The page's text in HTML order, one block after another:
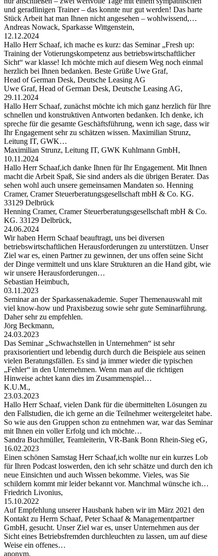
und geradlinigen Trainer – das konnte nur gut werden! Das harte
Stück Arbeit hat man Ihnen nicht angesehen – wohlwissend,…
Andreas Nowack, Sparkasse Wittgenstein,
12.12.2024
Hallo Herr Schaaf, ich mache es kurz: das Seminar „Fresh up:
Training der Votierungskompetenz aus betriebswirtschaftlicher
Sicht“ war klasse! Ich möchte mich auf diesem Weg noch einmal
herzlich bei Ihnen bedanken. Beste Grüße Uwe Graf,
Head of German Desk, Deutsche Leasing AG
Uwe Graf, Head of German Desk, Deutsche Leasing AG,
29.11.2024
Hallo Herr Schaaf, zunächst möchte ich mich ganz herzlich für Ihre
schnellen und konstruktiven Antworten bedanken. Ich denke, ich
spreche für die gesamte Geschäftsführung, wenn ich sage, dass wir
Ihr Engagement sehr zu schätzen wissen. Maximilian Strunz,
Leitung IT, GWK…
Maximilian Strunz, Leitung IT, GWK Kuhlmann GmbH,
10.11.2024
Hallo Herr Schaaf,ich danke Ihnen für Ihr Engagement. Mit Ihnen
macht die Arbeit Spaß, Sie sind anders als die übrigen Berater. Das
sehen wohl auch unsere gemeinsamen Mandaten so. Henning
Cramer, Cramer Steuerberatungsgesellschaft mbH & Co. KG.
33129 Delbrück
Henning Cramer, Cramer Steuerberatungsgesellschaft mbH & Co.
KG. 33129 Delbrück,
24.06.2024
Wir haben Herrn Schaaf beauftragt, uns bei diversen
betriebswirtschaftlichen Herausforderungen zu unterstützen. Unser
Ziel war es, einen Partner zu gewinnen, der uns offen seine Sicht
der Dinge vermittelt und uns klare Strukturen an die Hand gibt, wie
wir unsere Herausforderungen…
Sebastian Heimbuch,
03.11.2023
Seminar an der Sparkassenakademie. Super Themenauswahl mit
viel know-how und Praxisbezug sowie sehr gute Seminarführung.
Daher sehr zu empfehlen.
Jörg Beckmann,
24.03.2023
Das Seminar „Schwachstellen in Unternehmen“ ist sehr
praxisorientiert und lebendig durch durch die Beispiele aus seinen
vielen Beratungsfällen. Es sind ja immer wieder die typischen
„Fehler“ in den Unternehmen. Wenn man auf die richtigen
Hinweise achtet kann dies im Zusammenspiel…
K.U.M.,
23.03.2023
Hallo Herr Schaaf, vielen Dank für die übermittelten Lösungen zu
den Fallstudien, die ich gerne an die Teilnehmer weitergeleitet habe.
So wie aus den Gruppen schon zu entnehmen war, war das Seminar
mit Ihnen ein voller Erfolg und ich möchte…
Sandra Buchmüller, Teamleiterin, VR-Bank Bonn Rhein-Sieg eG,
16.02.2023
Einen schönen Samstag Herr Schaaf,ich wollte nur ein kurzes Lob
für Ihren Podcast loswerden, den ich sehr schätze und durch den ich
neue Einsichten und auch Wissen bekomme. Vieles, was Sie
schildern kommt mir leider bekannt vor. Manchmal wünsche ich…
Friedrich Livonius,
15.10.2022
Auf Empfehlung unserer Hausbank haben wir im März 2021 den
Kontakt zu Herrn Schaaf, Peter Schaaf & Managementpartner
GmbH, gesucht. Unser Ziel war es, unser Unternehmen aus der
Sicht eines Betriebsfremden durchleuchten zu lassen, um auf diese
Weise ein offenes…
anonym,